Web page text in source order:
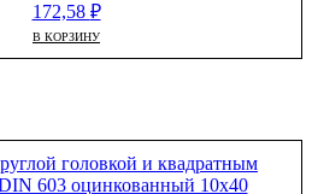
172,58 ₽
В КОРЗИНУ